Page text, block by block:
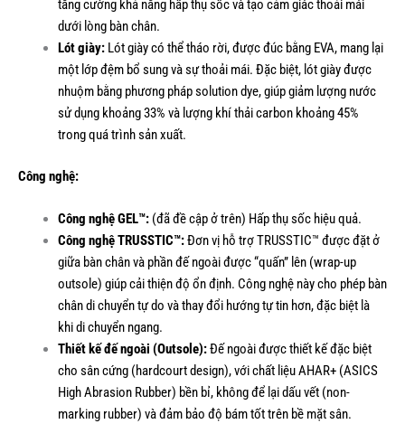
tăng cường khả năng hấp thụ sốc và tạo cảm giác thoải mái
dưới lòng bàn chân.
Lót giày:Lót giày có thể tháo rời, được đúc bằng EVA, mang lại
một lớp đệm bổ sung và sự thoải mái. Đặc biệt, lót giày được
nhuộm bằng phương pháp solution dye, giúp giảm lượng nước
sử dụng khoảng 33% và lượng khí thải carbon khoảng 45%
trong quá trình sản xuất.
Công nghệ:
Công nghệ GEL™:(đã đề cập ở trên) Hấp thụ sốc hiệu quả.
Công nghệ TRUSSTIC™:Đơn vị hỗ trợ TRUSSTIC™ được đặt ở
giữa bàn chân và phần đế ngoài được “quấn” lên (wrap-up
outsole) giúp cải thiện độ ổn định. Công nghệ này cho phép bàn
chân di chuyển tự do và thay đổi hướng tự tin hơn, đặc biệt là
khi di chuyển ngang.
Thiết kế đế ngoài (Outsole):Đế ngoài được thiết kế đặc biệt
cho sân cứng (hardcourt design), với chất liệu AHAR+ (ASICS
High Abrasion Rubber) bền bỉ, không để lại dấu vết (non-
marking rubber) và đảm bảo độ bám tốt trên bề mặt sân.